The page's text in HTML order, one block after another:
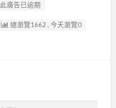
此廣告已逾期
總瀏覽1662 , 今天瀏覽0